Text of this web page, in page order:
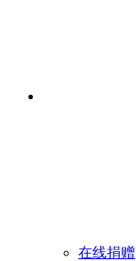
在线捐赠